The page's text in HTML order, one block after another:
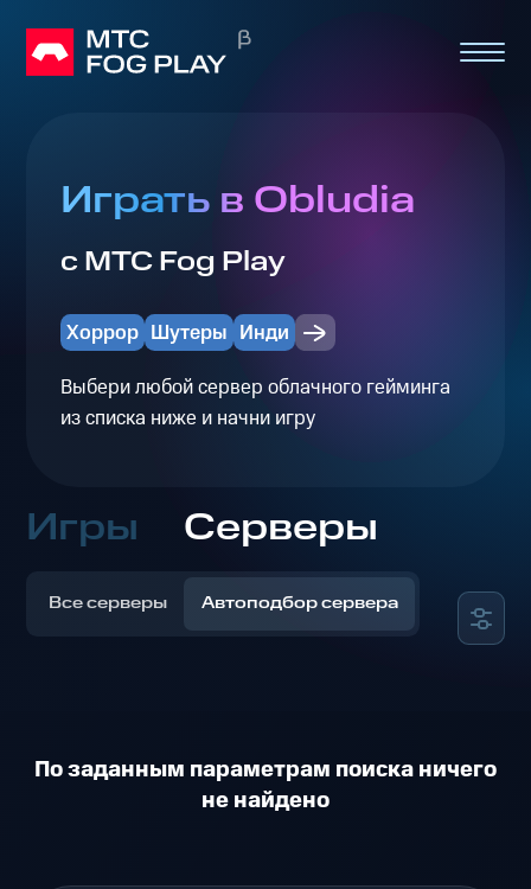
Играть в Obludia
с МТС Fog Play
Хоррор Шутеры Инди
Выбери любой сервер облачного гейминга
из списка ниже и начни игру
Игры Серверы
Все серверы Автоподбор сервера
По заданным параметрам поиска ничего
не найдено